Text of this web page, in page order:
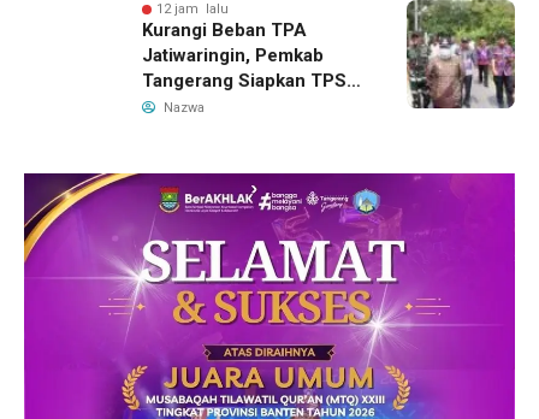
12 jam lalu
Kurangi Beban TPA
Jatiwaringin, Pemkab
Tangerang Siapkan TPS3R
Baru di Tigaraksa
Nazwa